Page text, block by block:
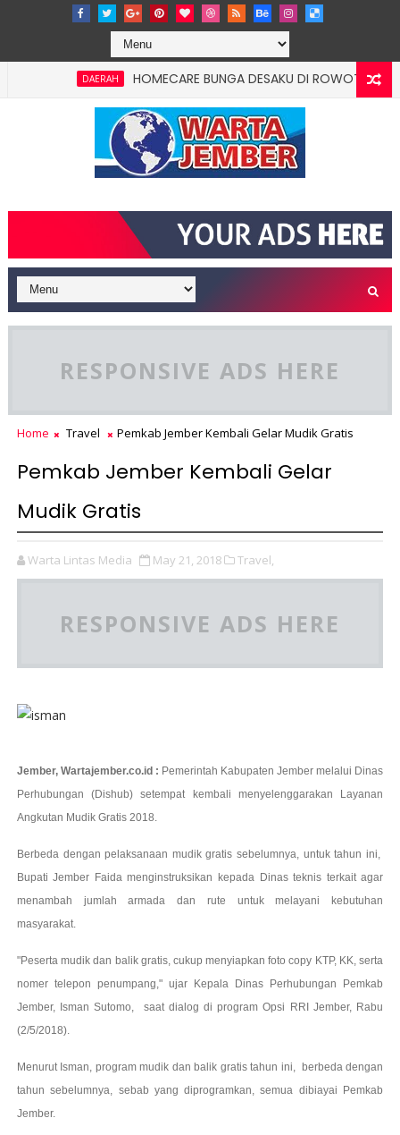
DAERAH
HOMECARE BUNGA DESAKU DI ROWOTAMTU:
31 Kecamatan Jadi Mini Dispendukcapil
RESPONSIVE ADS HERE
Home Travel Pemkab Jember Kembali Gelar Mudik Gratis
Pemkab Jember Kembali Gelar
Mudik Gratis
Warta Lintas Media May 21, 2018 Travel,
RESPONSIVE ADS HERE
Jember, Wartajember.co.id : Pemerintah Kabupaten Jember melalui Dinas
Perhubungan (Dishub) setempat kembali menyelenggarakan Layanan
Angkutan Mudik Gratis 2018.
Berbeda dengan pelaksanaan mudik gratis sebelumnya, untuk tahun ini,
Bupati Jember Faida menginstruksikan kepada Dinas teknis terkait agar
menambah jumlah armada dan rute untuk melayani kebutuhan
masyarakat.
"Peserta mudik dan balik gratis, cukup menyiapkan foto copy KTP, KK, serta
nomer telepon penumpang," ujar Kepala Dinas Perhubungan Pemkab
Jember, Isman Sutomo, saat dialog di program Opsi RRI Jember, Rabu
(2/5/2018).
Menurut Isman, program mudik dan balik gratis tahun ini, berbeda dengan
tahun sebelumnya, sebab yang diprogramkan, semua dibiayai Pemkab
Jember.